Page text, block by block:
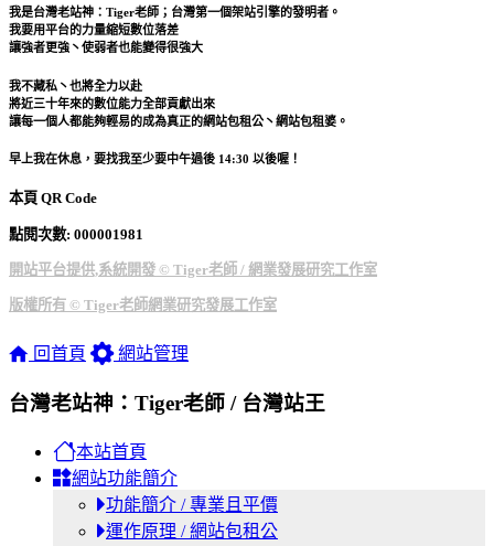
我是台灣老站神：Tiger老師；台灣第一個架站引擎的發明者。
我要用平台的力量縮短數位落差
讓強者更強丶使弱者也能變得很強大
我不藏私丶也將全力以赴
將近三十年來的數位能力全部貢獻出來
讓每一個人都能夠輕易的成為真正的網站包租公丶網站包租婆。
早上我在休息，要找我至少要中午過後 14:30 以後喔！
本頁 QR Code
點閱次數: 000001981
開站平台提供,系統開發 © Tiger老師 / 網業發展研究工作室
版權所有 © Tiger老師網業研究發展工作室
回首頁 網站管理
台灣老站神：Tiger老師 / 台灣站王
本站首頁
網站功能簡介
功能簡介 / 專業且平價
運作原理 / 網站包租公